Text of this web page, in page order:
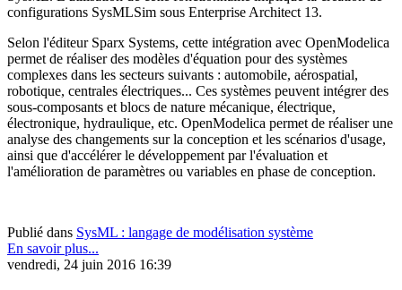
configurations SysMLSim sous Enterprise Architect 13.
Selon l'éditeur Sparx Systems, cette intégration avec OpenModelica
permet de réaliser des modèles d'équation pour des systèmes
complexes dans les secteurs suivants : automobile, aérospatial,
robotique, centrales électriques... Ces systèmes peuvent intégrer des
sous-composants et blocs de nature mécanique, électrique,
électronique, hydraulique, etc. OpenModelica permet de réaliser une
analyse des changements sur la conception et les scénarios d'usage,
ainsi que d'accélérer le développement par l'évaluation et
l'amélioration de paramètres ou variables en phase de conception.
Publié dans SysML : langage de modélisation système
En savoir plus...
vendredi, 24 juin 2016 16:39